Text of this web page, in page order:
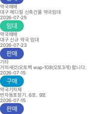
약국매매
대구 메디컬 신축건물 약국임대
2026-07-25
임대
약국매매
대구 신규 약국 임대
2026-07-23
판매
기타
거의새것)오토팩 wap-108(오토3개) 팝니다.
2026-07-15
구매
약국기자재
반자동포장기. 6포. 9포
2026-07-15
판매